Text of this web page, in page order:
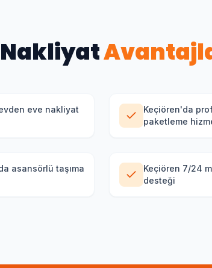
Nakliyat
eve nakliyat
Keçiören'da
paketleme
asansörlü taşıma
Keçiören 7/24
desteği